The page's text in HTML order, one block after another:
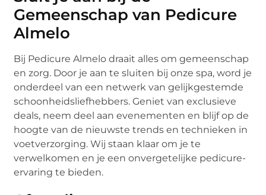
Gemeenschap van Pedicure
Almelo
Bij Pedicure Almelo draait alles om gemeenschap
en zorg. Door je aan te sluiten bij onze spa, word je
onderdeel van een netwerk van gelijkgestemde
schoonheidsliefhebbers. Geniet van exclusieve
deals, neem deel aan evenementen en blijf op de
hoogte van de nieuwste trends en technieken in
voetverzorging. Wij staan klaar om je te
verwelkomen en je een onvergetelijke pedicure-
ervaring te bieden.